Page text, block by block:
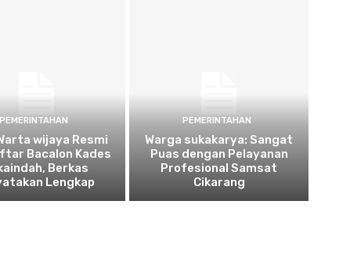
PEMERINTAHAN
wijaya Resmi
Bacalon Kades
Berkas
Lengkap
PEMERINTAHAN
Warga sukakarya: Sangat
Puas dengan Pelayanan
Profesional Samsat
Cikarang